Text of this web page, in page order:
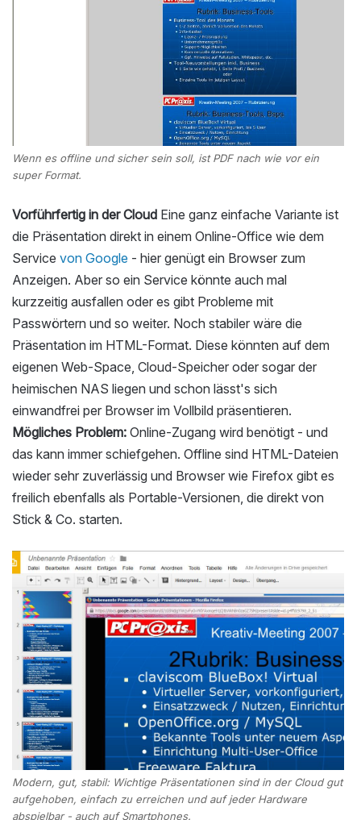
Wenn es offline und sicher sein soll, ist PDF nach wie vor ein
super Format.
Vorführfertig in der Cloud Eine ganz einfache Variante ist
die Präsentation direkt in einem Online-Office wie dem
Service von Google - hier genügt ein Browser zum
Anzeigen. Aber so ein Service könnte auch mal
kurzzeitig ausfallen oder es gibt Probleme mit
Passwörtern und so weiter. Noch stabiler wäre die
Präsentation im HTML-Format. Diese könnten auf dem
eigenen Web-Space, Cloud-Speicher oder sogar der
heimischen NAS liegen und schon lässt's sich
einwandfrei per Browser im Vollbild präsentieren.
Mögliches Problem: Online-Zugang wird benötigt - und
das kann immer schiefgehen. Offline sind HTML-Dateien
wieder sehr zuverlässig und Browser wie Firefox gibt es
freilich ebenfalls als Portable-Versionen, die direkt von
Stick & Co. starten.
Modern, gut, stabil: Wichtige Präsentationen sind in der Cloud gut
aufgehoben, einfach zu erreichen und auf jeder Hardware
abspielbar - auch auf Smartphones.